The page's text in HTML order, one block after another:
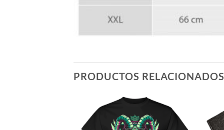
PRODUCTOS RELACIONADOS